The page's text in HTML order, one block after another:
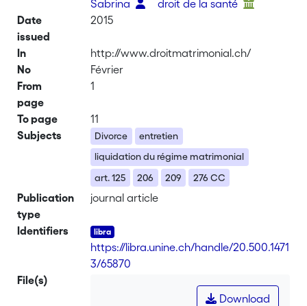
Sabrina
droit de la santé
Date
issued
2015
In
http://www.droitmatrimonial.ch/
No
Février
From
page
1
To page
11
Subjects
Divorce
entretien
liquidation du régime matrimonial
art. 125
206 209 276 CC
Publication
type
journal article
Identifiers
https://libra.unine.ch/handle/20.500.1471
3/65870
File(s)
Download